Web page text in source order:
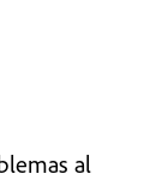
al